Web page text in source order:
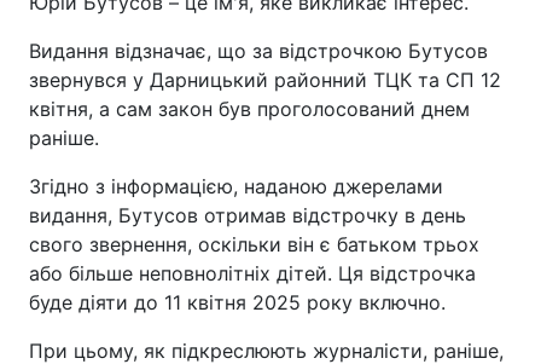
Видання відзначає, що за відстрочкою Бутусов
звернувся у Дарницький районний ТЦК та СП 12
квітня, а сам закон був проголосований днем
раніше.
Згідно з інформацією, наданою джерелами
видання, Бутусов отримав відстрочку в день
свого звернення, оскільки він є батьком трьох
або більше неповнолітніх дітей. Ця відстрочка
буде діяти до 11 квітня 2025 року включно.
При цьому, як підкреслюють журналісти, раніше,